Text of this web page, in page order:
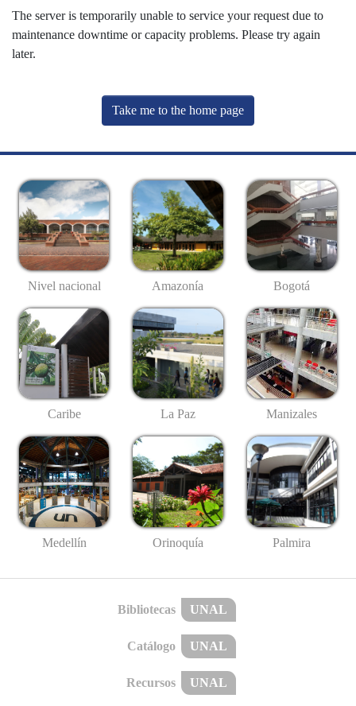
The server is temporarily unable to service your request due to
maintenance downtime or capacity problems. Please try again
later.
Take me to the home page
Nivel nacional Amazonía Bogotá
Caribe La Paz Manizales
Medellín Orinoquía Palmira
Bibliotecas UNAL
Catálogo UNAL
Recursos UNAL